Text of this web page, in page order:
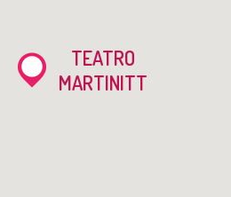
TEATRO
MARTINITT